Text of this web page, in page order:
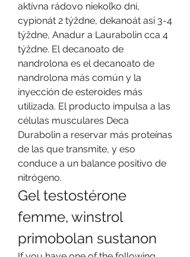
aktívna rádovo niekoľko dní,
cypionát 2 týždne, dekanoát asi 3-4
týždne, Anadur a Laurabolin cca 4
týždne. El decanoato de
nandrolona es el decanoato de
nandrolona más común y la
inyección de esteroides más
utilizada. El producto impulsa a las
células musculares Deca
Durabolin a reservar más proteínas
de las que transmite, y eso
conduce a un balance positivo de
nitrógeno.
Gel testostérone
femme, winstrol
primobolan sustanon